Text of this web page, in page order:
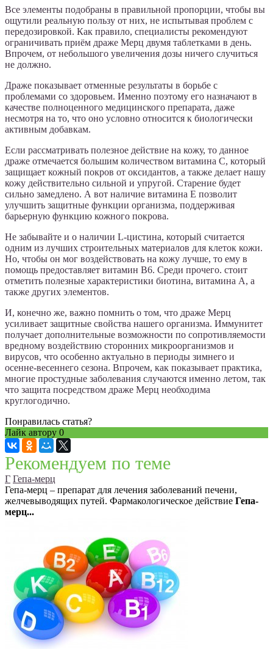
Все элементы подобраны в правильной пропорции, чтобы вы
ощутили реальную пользу от них, не испытывая проблем с
передозировкой. Как правило, специалисты рекомендуют
ограничивать приём драже Мерц двумя таблетками в день.
Впрочем, от небольшого увеличения дозы ничего случиться
не должно.
Драже показывает отменные результаты в борьбе с
проблемами со здоровьем. Именно поэтому его назначают в
качестве полноценного медицинского препарата, даже
несмотря на то, что оно условно относится к биологически
активным добавкам.
Если рассматривать полезное действие на кожу, то данное
драже отмечается большим количеством витамина С, который
защищает кожный покров от оксидантов, а также делает нашу
кожу действительно сильной и упругой. Старение будет
сильно замедлено. А вот наличие витамина Е позволит
улучшить защитные функции организма, поддерживая
барьерную функцию кожного покрова.
Не забывайте и о наличии L-цистина, который считается
одним из лучших строительных материалов для клеток кожи.
Но, чтобы он мог воздействовать на кожу лучше, то ему в
помощь предоставляет витамин В6. Среди прочего. стоит
отметить полезные характеристики биотина, витамина А, а
также других элементов.
И, конечно же, важно помнить о том, что драже Мерц
усиливает защитные свойства нашего организма. Иммунитет
получает дополнительные возможности по сопротивляемости
вредному воздействию сторонних микроорганизмов и
вирусов, что особенно актуально в периоды зимнего и
осенне-весеннего сезона. Впрочем, как показывает практика,
многие простудные заболевания случаются именно летом, так
что защита посредством драже Мерц необходима
круглогодично.
Понравилась статья?
Лайк автору 0
Рекомендуем по теме
Г Гепа-мерц
Гепа-мерц – препарат для лечения заболеваний печени,
желчевыводящих путей. Фармакологическое действие Гепа-
мерц...